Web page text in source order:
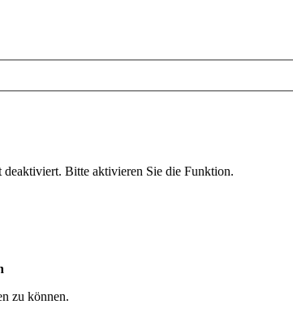
Bitte aktivieren Sie die Funktion.
zu können.